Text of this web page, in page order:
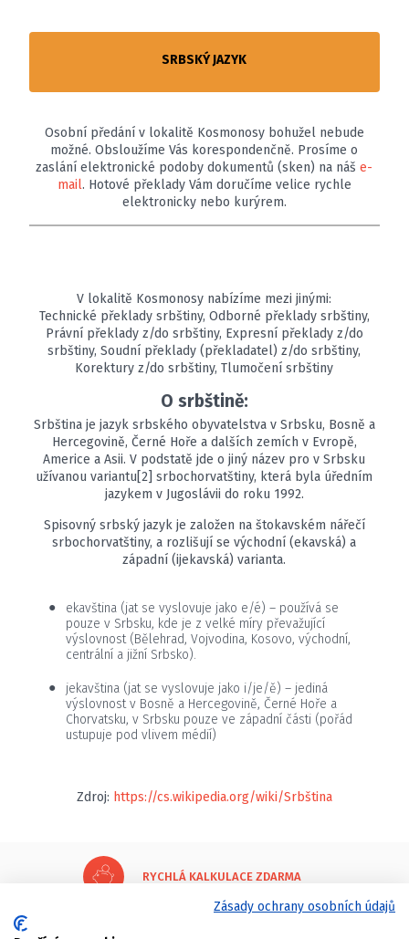
SRBSKÝ JAZYK
Osobní předání v lokalitě Kosmonosy bohužel nebude
možné. Obsloužíme Vás korespondenčně. Prosíme o
zaslání elektronické podoby dokumentů (sken) na náše-
mail. Hotové překlady Vám doručíme velice rychle
elektronicky nebo kurýrem.
V lokalitě Kosmonosy nabízíme mezi jinými:
Technické překlady srbštiny, Odborné překlady srbštiny,
Právní překlady z/do srbštiny, Expresní překlady z/do
srbštiny, Soudní překlady (překladatel) z/do srbštiny,
Korektury z/do srbštiny, Tlumočení srbštiny
O srbštině:
Srbština je jazyk srbského obyvatelstva v Srbsku, Bosně a
Hercegovině, Černé Hoře a dalších zemích v Evropě,
Americe a Asii. V podstatě jde o jiný název pro v Srbsku
užívanou variantu[2] srbochorvatštiny, která byla úředním
jazykem v Jugoslávii do roku 1992.
Spisovný srbský jazyk je založen na štokavském nářečí
srbochorvatštiny, a rozlišují se východní (ekavská) a
západní (ijekavská) varianta.
ekavština (jat se vyslovuje jako e/é) – používá se
pouze v Srbsku, kde je z velké míry převažující
výslovnost (Bělehrad, Vojvodina, Kosovo, východní,
centrální a jižní Srbsko).
jekavština (jat se vyslovuje jako i/je/ě) – jediná
výslovnost v Bosně a Hercegovině, Černé Hoře a
Chorvatsku, v Srbsku pouze ve západní části (pořád
ustupuje pod vlivem médií)
Zdroj: https://cs.wikipedia.org/wiki/Srbština
RYCHLÁ KALKULACE ZDARMA
Zásady ochrany osobních údajů